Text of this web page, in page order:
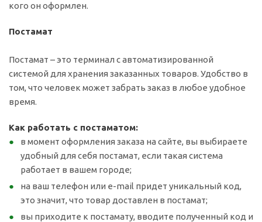
кого он оформлен.
Постамат
Постамат – это терминал с автоматизированной
системой для хранения заказанных товаров. Удобство в
том, что человек может забрать заказ в любое удобное
время.
Как работать с постаматом:
в момент оформления заказа на сайте, вы выбираете
удобный для себя постамат, если такая система
работает в вашем городе;
на ваш телефон или e-mail придет уникальный код,
это значит, что товар доставлен в постамат;
вы приходите к постамату, вводите полученный код и